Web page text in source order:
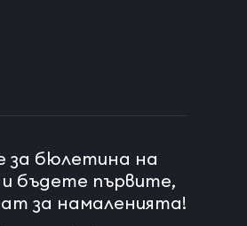
за бюлетина на
бъдете първите,
за намаленията!